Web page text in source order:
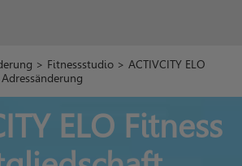
> Fitnessstudio > ACTIVCITY ELO
ELO Fitness